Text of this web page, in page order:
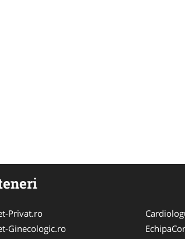
Privat.ro
Ginecologic.ro